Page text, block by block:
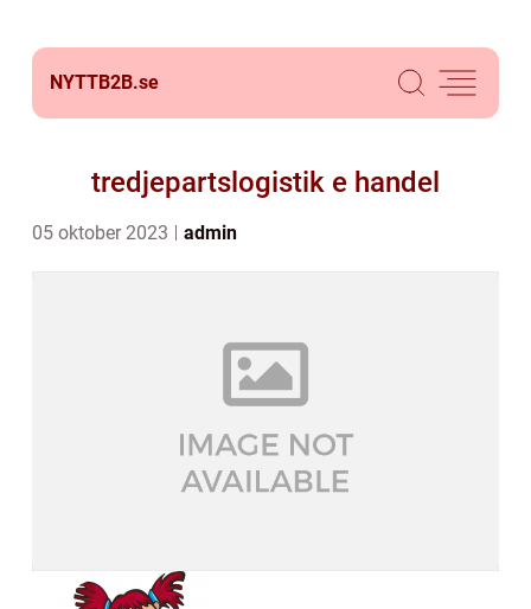
NYTTB2B.se
tredjepartslogistik e handel
05 oktober 2023 admin